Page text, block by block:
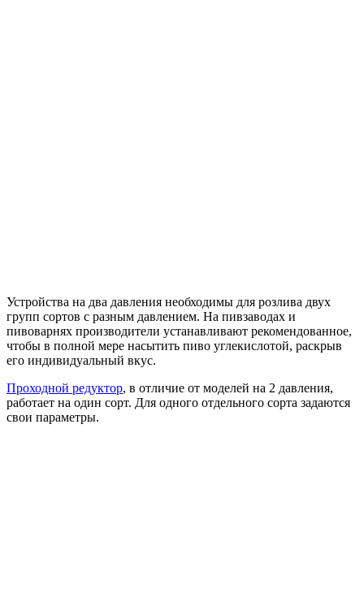
Устройства на два давления необходимы для розлива двух
групп сортов с разным давлением. На пивзаводах и
пивоварнях производители устанавливают рекомендованное,
чтобы в полной мере насытить пиво углекислотой, раскрыв
его индивидуальный вкус.
Проходной редуктор, в отличие от моделей на 2 давления,
работает на один сорт. Для одного отдельного сорта задаются
свои параметры.